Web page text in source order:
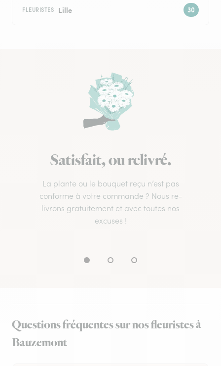
FLEURISTES Lille
Satisfait, ou relivré.
La plante ou le bouquet reçu n’est pas
conforme à votre commande ? Nous re-
livrons gratuitement et avec toutes nos
excuses !
Questions fréquentes sur nos fleuristes à
Bauzemont